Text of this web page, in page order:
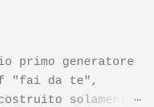
questo
negli anni
2000, insieme ad
disegnati da
generatore
"fai da te",
solamente